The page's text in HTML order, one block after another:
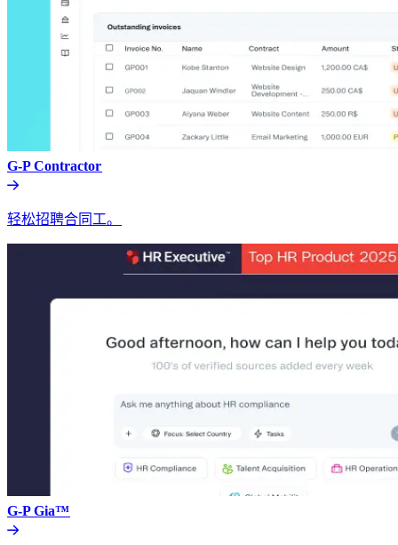
G-P Contractor​​
轻松招聘合同工。​​
G-P Gia™​​